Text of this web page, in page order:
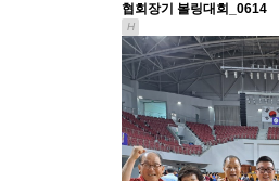
협회장기 볼링대회_0614
H